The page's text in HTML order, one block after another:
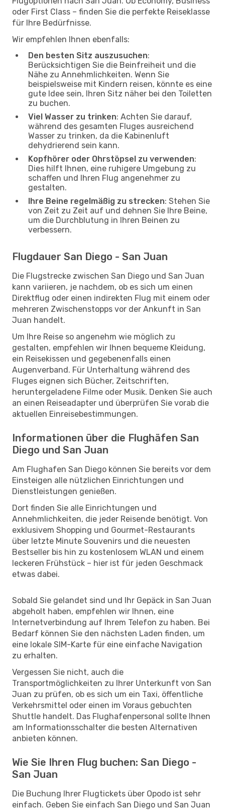
oder First Class – finden Sie die perfekte Reiseklasse
für Ihre Bedürfnisse.
Wir empfehlen Ihnen ebenfalls:
Den besten Sitz auszusuchen:
Berücksichtigen Sie die Beinfreiheit und die
Nähe zu Annehmlichkeiten. Wenn Sie
beispielsweise mit Kindern reisen, könnte es eine
gute Idee sein, Ihren Sitz näher bei den Toiletten
zu buchen.
Viel Wasser zu trinken: Achten Sie darauf,
während des gesamten Fluges ausreichend
Wasser zu trinken, da die Kabinenluft
dehydrierend sein kann.
Kopfhörer oder Ohrstöpsel zu verwenden:
Dies hilft Ihnen, eine ruhigere Umgebung zu
schaffen und Ihren Flug angenehmer zu
gestalten.
Ihre Beine regelmäßig zu strecken: Stehen Sie
von Zeit zu Zeit auf und dehnen Sie Ihre Beine,
um die Durchblutung in Ihren Beinen zu
verbessern.
Flugdauer San Diego - San Juan
Die Flugstrecke zwischen San Diego und San Juan
kann variieren, je nachdem, ob es sich um einen
Direktflug oder einen indirekten Flug mit einem oder
mehreren Zwischenstopps vor der Ankunft in San
Juan handelt.
Um Ihre Reise so angenehm wie möglich zu
gestalten, empfehlen wir Ihnen bequeme Kleidung,
ein Reisekissen und gegebenenfalls einen
Augenverband. Für Unterhaltung während des
Fluges eignen sich Bücher, Zeitschriften,
heruntergeladene Filme oder Musik. Denken Sie auch
an einen Reiseadapter und überprüfen Sie vorab die
aktuellen Einreisebestimmungen.
Informationen über die Flughäfen San
Diego und San Juan
Am Flughafen San Diego können Sie bereits vor dem
Einsteigen alle nützlichen Einrichtungen und
Dienstleistungen genießen.
Dort finden Sie alle Einrichtungen und
Annehmlichkeiten, die jeder Reisende benötigt. Von
exklusivem Shopping und Gourmet-Restaurants
über letzte Minute Souvenirs und die neuesten
Bestseller bis hin zu kostenlosem WLAN und einem
leckeren Frühstück – hier ist für jeden Geschmack
etwas dabei.
Sobald Sie gelandet sind und Ihr Gepäck in San Juan
abgeholt haben, empfehlen wir Ihnen, eine
Internetverbindung auf Ihrem Telefon zu haben. Bei
Bedarf können Sie den nächsten Laden finden, um
eine lokale SIM-Karte für eine einfache Navigation
zu erhalten.
Vergessen Sie nicht, auch die
Transportmöglichkeiten zu Ihrer Unterkunft von San
Juan zu prüfen, ob es sich um ein Taxi, öffentliche
Verkehrsmittel oder einen im Voraus gebuchten
Shuttle handelt. Das Flughafenpersonal sollte Ihnen
am Informationsschalter die besten Alternativen
anbieten können.
Wie Sie Ihren Flug buchen: San Diego -
San Juan
Die Buchung Ihrer Flugtickets über Opodo ist sehr
einfach. Geben Sie einfach San Diego und San Juan